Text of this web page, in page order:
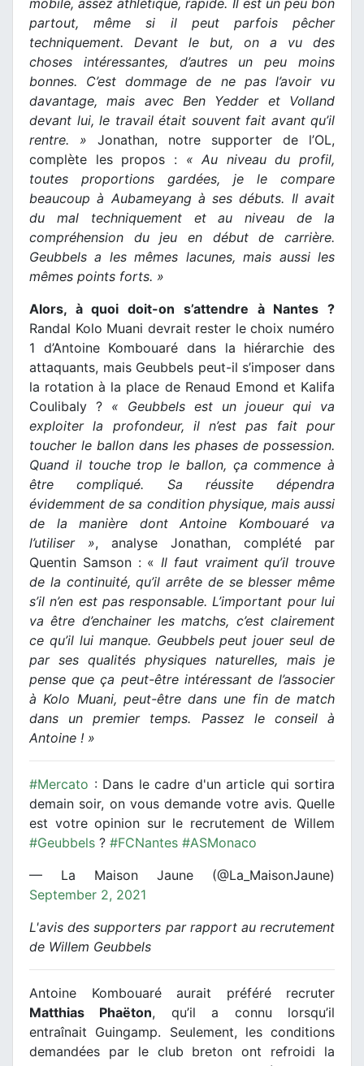
mobile, assez athlétique, rapide. Il est un peu bon
partout, même si il peut parfois pêcher
techniquement. Devant le but, on a vu des
choses intéressantes, d’autres un peu moins
bonnes. C’est dommage de ne pas l’avoir vu
davantage, mais avec Ben Yedder et Volland
devant lui, le travail était souvent fait avant qu’il
rentre. » Jonathan, notre supporter de l’OL,
complète les propos : « Au niveau du profil,
toutes proportions gardées, je le compare
beaucoup à Aubameyang à ses débuts. Il avait
du mal techniquement et au niveau de la
compréhension du jeu en début de carrière.
Geubbels a les mêmes lacunes, mais aussi les
mêmes points forts. »
Alors, à quoi doit-on s’attendre à Nantes ?
Randal Kolo Muani devrait rester le choix numéro
1 d’Antoine Kombouaré dans la hiérarchie des
attaquants, mais Geubbels peut-il s’imposer dans
la rotation à la place de Renaud Emond et Kalifa
Coulibaly ? « Geubbels est un joueur qui va
exploiter la profondeur, il n’est pas fait pour
toucher le ballon dans les phases de possession.
Quand il touche trop le ballon, ça commence à
être compliqué. Sa réussite dépendra
évidemment de sa condition physique, mais aussi
de la manière dont Antoine Kombouaré va
l’utiliser », analyse Jonathan, complété par
Quentin Samson : « Il faut vraiment qu’il trouve
de la continuité, qu’il arrête de se blesser même
s’il n’en est pas responsable. L’important pour lui
va être d’enchainer les matchs, c’est clairement
ce qu’il lui manque. Geubbels peut jouer seul de
par ses qualités physiques naturelles, mais je
pense que ça peut-être intéressant de l’associer
à Kolo Muani, peut-être dans une fin de match
dans un premier temps. Passez le conseil à
Antoine ! »
#Mercato : Dans le cadre d'un article qui sortira
demain soir, on vous demande votre avis. Quelle
est votre opinion sur le recrutement de Willem
#Geubbels ? #FCNantes #ASMonaco
— La Maison Jaune (@La_MaisonJaune)
September 2, 2021
L'avis des supporters par rapport au recrutement
de Willem Geubbels
Antoine Kombouaré aurait préféré recruter
Matthias Phaëton, qu’il a connu lorsqu’il
entraînait Guingamp. Seulement, les conditions
demandées par le club breton ont refroidi la